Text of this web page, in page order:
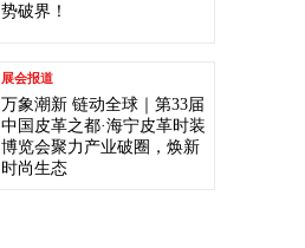
势破界！
展会报道
万象潮新 链动全球｜第33届
中国皮革之都·海宁皮革时装
博览会聚力产业破圈，焕新
时尚生态